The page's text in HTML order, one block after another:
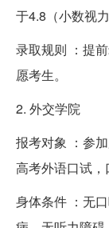
于4.8（小数视力
录取规则 ：提
愿考生。
2. 外交学院
报考对象 ：参
高考外语口试，
身体条件 ：无